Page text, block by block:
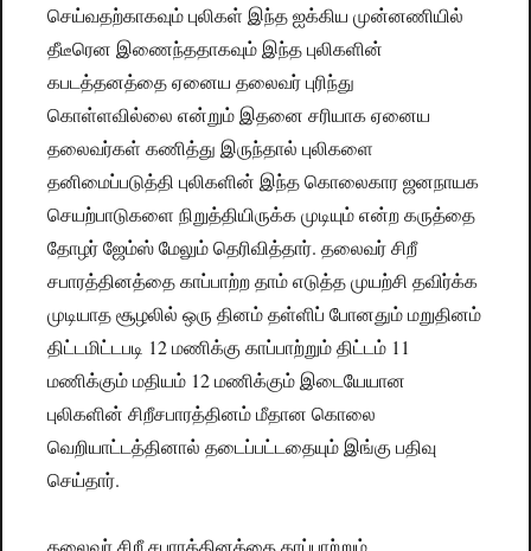
செய்வதற்காகவும் புலிகள் இந்த ஐக்கிய முன்னணியில்
தீடீரென இணைந்ததாகவும் இந்த புலிகளின்
கபடத்தனத்தை ஏனைய தலைவர் புரிந்து
கொள்ளவில்லை என்றும் இதனை சரியாக ஏனைய
தலைவர்கள் கணித்து இருந்தால் புலிகளை
தனிமைப்படுத்தி புலிகளின் இந்த கொலைகார ஜனநாயக
செயற்பாடுகளை நிறுத்தியிருக்க முடியும் என்ற கருத்தை
தோழர் ஜேம்ஸ் மேலும் தெரிவித்தார். தலைவர் சிறீ
சபாரத்தினத்தை காப்பாற்ற தாம் எடுத்த முயற்சி தவிர்க்க
முடியாத சூழலில் ஒரு தினம் தள்ளிப் போனதும் மறுதினம்
திட்டமிட்டபடி 12 மணிக்கு காப்பாற்றும் திட்டம் 11
மணிக்கும் மதியம் 12 மணிக்கும் இடையேயான
புலிகளின் சிறீசபாரத்தினம் மீதான கொலை
வெறியாட்டத்தினால் தடைப்பட்டதையும் இங்கு பதிவு
செய்தார்.
தலைவர் சிறீ சபாரத்தினத்தை காப்பாற்றும்